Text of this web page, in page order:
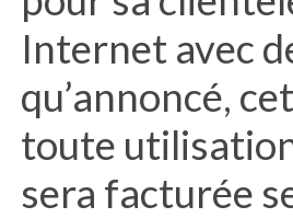
Internet avec
qu’annoncé,
toute
sera facturée